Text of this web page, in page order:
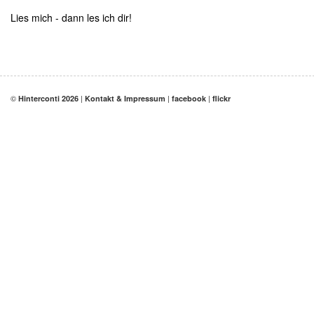
Lies mich - dann les ich dir!
© Hinterconti 2026 | Kontakt & Impressum | facebook | flickr